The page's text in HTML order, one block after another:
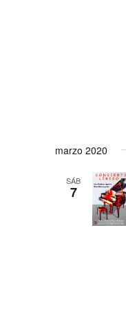
marzo 2020
SÁB
7